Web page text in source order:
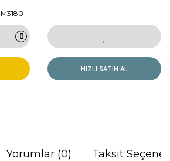
M3180
HIZLI SATIN AL
Yorumlar (0) Taksit